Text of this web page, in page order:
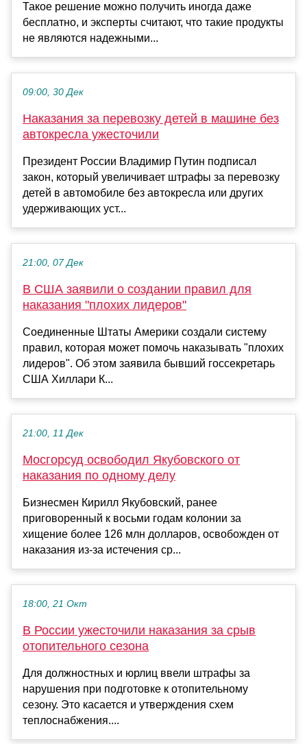
Такое решение можно получить иногда даже
бесплатно, и эксперты считают, что такие продукты
не являются надежными...
09:00, 30 Дек
Наказания за перевозку детей в машине без
автокресла ужесточили
Президент России Владимир Путин подписал
закон, который увеличивает штрафы за перевозку
детей в автомобиле без автокресла или других
удерживающих уст...
21:00, 07 Дек
В США заявили о создании правил для
наказания "плохих лидеров"
Соединенные Штаты Америки создали систему
правил, которая может помочь наказывать "плохих
лидеров". Об этом заявила бывший госсекретарь
США Хиллари К...
21:00, 11 Дек
Мосгорсуд освободил Якубовского от
наказания по одному делу
Бизнесмен Кирилл Якубовский, ранее
приговоренный к восьми годам колонии за
хищение более 126 млн долларов, освобожден от
наказания из-за истечения ср...
18:00, 21 Окт
В России ужесточили наказания за срыв
отопительного сезона
Для должностных и юрлиц ввели штрафы за
нарушения при подготовке к отопительному
сезону. Это касается и утверждения схем
теплоснабжения....